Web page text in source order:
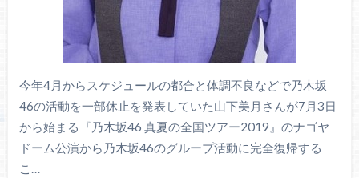
今年4月からスケジュールの都合と体調不良などで乃木坂
46の活動を一部休止を発表していた山下美月さんが7月3日
から始まる『乃木坂46 真夏の全国ツアー2019』のナゴヤ
ドーム公演から乃木坂46のグループ活動に完全復帰する
こ…